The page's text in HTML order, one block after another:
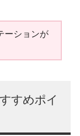
ーションが
すめポイ